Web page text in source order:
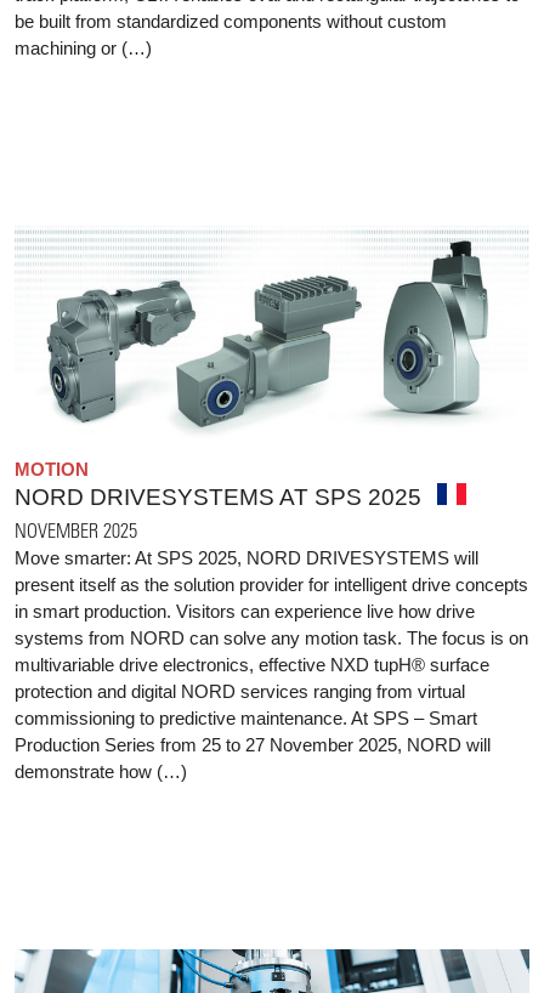
be built from standardized components without custom
machining or (…)
MOTION
NORD DRIVESYSTEMS AT SPS 2025
NOVEMBER 2025
Move smarter: At SPS 2025, NORD DRIVESYSTEMS will
present itself as the solution provider for intelligent drive concepts
in smart production. Visitors can experience live how drive
systems from NORD can solve any motion task. The focus is on
multivariable drive electronics, effective NXD tupH® surface
protection and digital NORD services ranging from virtual
commissioning to predictive maintenance. At SPS – Smart
Production Series from 25 to 27 November 2025, NORD will
demonstrate how (…)